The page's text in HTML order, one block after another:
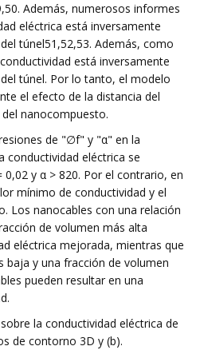
Además, numerosos informes
eléctrica está inversamente
túnel51,52,53. Además, como
está inversamente
túnel. Por lo tanto, el modelo
el efecto de la distancia del
nanocompuesto.
de "∅f" y "α" en la
conductividad eléctrica se
y α > 820. Por el contrario, en
mínimo de conductividad y el
Los nanocables con una relación
de volumen más alta
eléctrica mejorada, mientras que
baja y una fracción de volumen
pueden resultar en una
la conductividad eléctrica de
de contorno 3D y (b).